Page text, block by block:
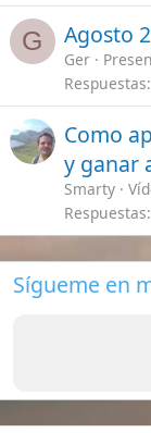
Sígueme en mis
Enlaces